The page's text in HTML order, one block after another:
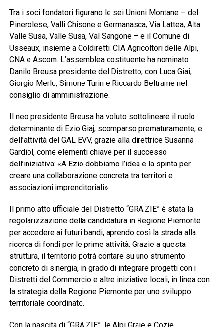
Tra i soci fondatori figurano le sei Unioni Montane – del
Pinerolese, Valli Chisone e Germanasca, Via Lattea, Alta
Valle Susa, Valle Susa, Val Sangone – e il Comune di
Usseaux, insieme a Coldiretti, CIA Agricoltori delle Alpi,
CNA e Ascom. L’assemblea costituente ha nominato
Danilo Breusa presidente del Distretto, con Luca Giai,
Giorgio Merlo, Simone Turin e Riccardo Beltrame nel
consiglio di amministrazione.
Il neo presidente Breusa ha voluto sottolineare il ruolo
determinante di Ezio Giaj, scomparso prematuramente, e
dell’attività del GAL EVV, grazie alla direttrice Susanna
Gardiol, come elementi chiave per il successo
dell’iniziativa: «A Ezio dobbiamo l’idea e la spinta per
creare una collaborazione concreta tra territori e
associazioni imprenditoriali».
Il primo atto ufficiale del Distretto “GRA.ZIE” è stata la
regolarizzazione della candidatura in Regione Piemonte
per accedere ai futuri bandi, aprendo così la strada alla
ricerca di fondi per le prime attività. Grazie a questa
struttura, il territorio potrà contare su uno strumento
concreto di sinergia, in grado di integrare progetti con i
Distretti del Commercio e altre iniziative locali, in linea con
la strategia della Regione Piemonte per uno sviluppo
territoriale coordinato.
Con la nascita di “GRA.ZIE”, le Alpi Graie e Cozie